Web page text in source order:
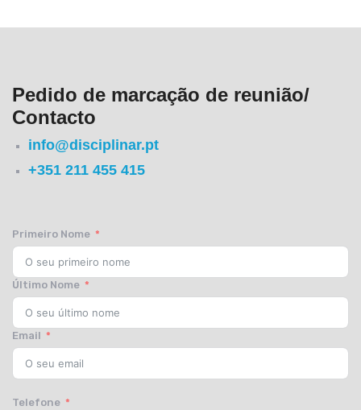
Pedido de marcação de reunião/
Contacto
info@disciplinar.pt
+351 211 455 415
Primeiro Nome
Último Nome
Email
Telefone